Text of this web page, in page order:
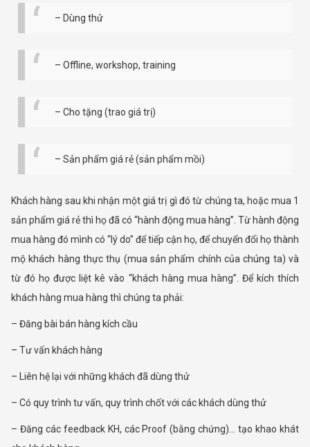
– Dùng thử
– Offline, workshop, training
– Cho tặng (trao giá trị)
– Sản phẩm giá rẻ (sản phẩm mồi)
Khách hàng sau khi nhận một giá trị gì đó từ chúng ta, hoặc mua 1
sản phẩm giá rẻ thì họ đã có “hành động mua hàng”. Từ hành động
mua hàng đó mình có “lý do” để tiếp cận họ, để chuyển đổi họ thành
mộ khách hàng thực thụ (mua sản phẩm chính của chúng ta) và
từ đó họ được liệt kê vào “khách hàng mua hàng”. Để kích thích
khách hàng mua hàng thì chúng ta phải:
– Đăng bài bán hàng kích cầu
– Tư vấn khách hàng
– Liên hệ lại với những khách đã dùng thử
– Có quy trình tư vấn, quy trình chốt với các khách dùng thử
– Đăng các feedback KH, các Proof (bằng chứng)… tạo khao khát